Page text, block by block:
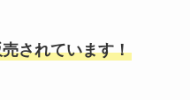
されています！